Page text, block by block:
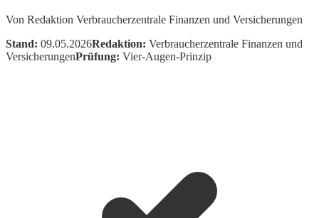
Von Redaktion Verbraucherzentrale Finanzen und Versicherungen
Stand: 09.05.2026Redaktion: Verbraucherzentrale Finanzen und
VersicherungenPrüfung: Vier-Augen-Prinzip